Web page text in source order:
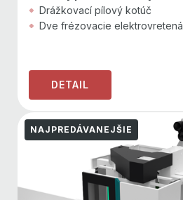
Drážkovací pílový kotúč
Dve frézovacie elektrovretená
DETAIL
NAJPREDÁVANEJŠIE